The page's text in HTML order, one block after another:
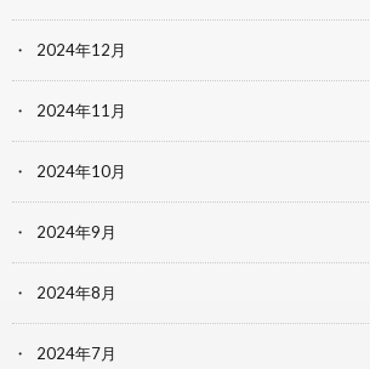
2024年12月
2024年11月
2024年10月
2024年9月
2024年8月
2024年7月